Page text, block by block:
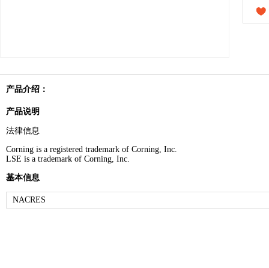
产品介绍：
产品说明
法律信息
Corning is a registered trademark of Corning, Inc.
LSE is a trademark of Corning, Inc.
基本信息
NACRES